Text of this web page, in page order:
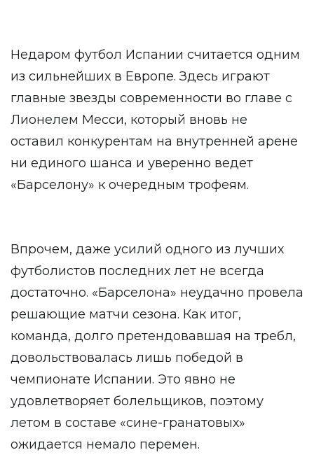
Недаром футбол Испании считается одним
из сильнейших в Европе. Здесь играют
главные звезды современности во главе с
Лионелем Месси, который вновь не
оставил конкурентам на внутренней арене
ни единого шанса и уверенно ведет
«Барселону» к очередным трофеям.
Впрочем, даже усилий одного из лучших
футболистов последних лет не всегда
достаточно. «Барселона» неудачно провела
решающие матчи сезона. Как итог,
команда, долго претендовавшая на требл,
довольствовалась лишь победой в
чемпионате Испании. Это явно не
удовлетворяет болельщиков, поэтому
летом в составе «сине-гранатовых»
ожидается немало перемен.